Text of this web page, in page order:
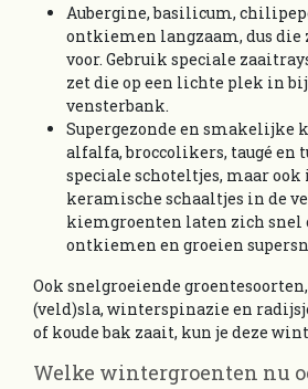
Aubergine, basilicum,
ontkiemen langzaam, dus die
voor. Gebruik speciale
zet die op een lichte plek in
vensterbank.
Supergezonde en smakelijke
alfalfa, broccolikers, taugé en
speciale schoteltjes, maar
keramische schaaltjes in de
kiemgroenten laten zich snel
ontkiemen en groeien
Ook snelgroeiende
(veld)sla, winterspinazie en
of koude bak zaait, kun je deze
Welke wintergroenten nu